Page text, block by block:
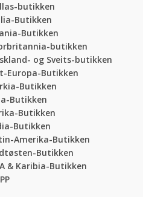
butikken
Butikken
Butikken
butikken
og Sveits-butikken
Europa-Butikken
Butikken
Butikken
Butikken
Butikken
Amerika-Butikken
Butikken
& Karibia-Butikken